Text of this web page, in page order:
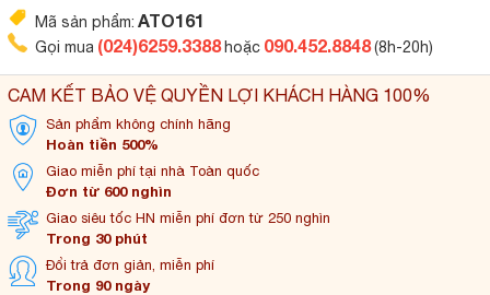
CAM KẾT BẢO VỆ QUYỀN LỢI KHÁCH HÀNG 100%
Sản phẩm không chính hãng
Hoàn tiền 500%
Giao miễn phí tại nhà Toàn quốc
Đơn từ 600 nghìn
Giao siêu tốc HN miễn phí đơn từ 250 nghìn
Trong 30 phút
Đổi trả đơn giản, miễn phí
Trong 90 ngày
Mã sản phẩm: ATO161
Gọi mua (024)6259.3388 hoặc 090.452.8848(8h-20h)